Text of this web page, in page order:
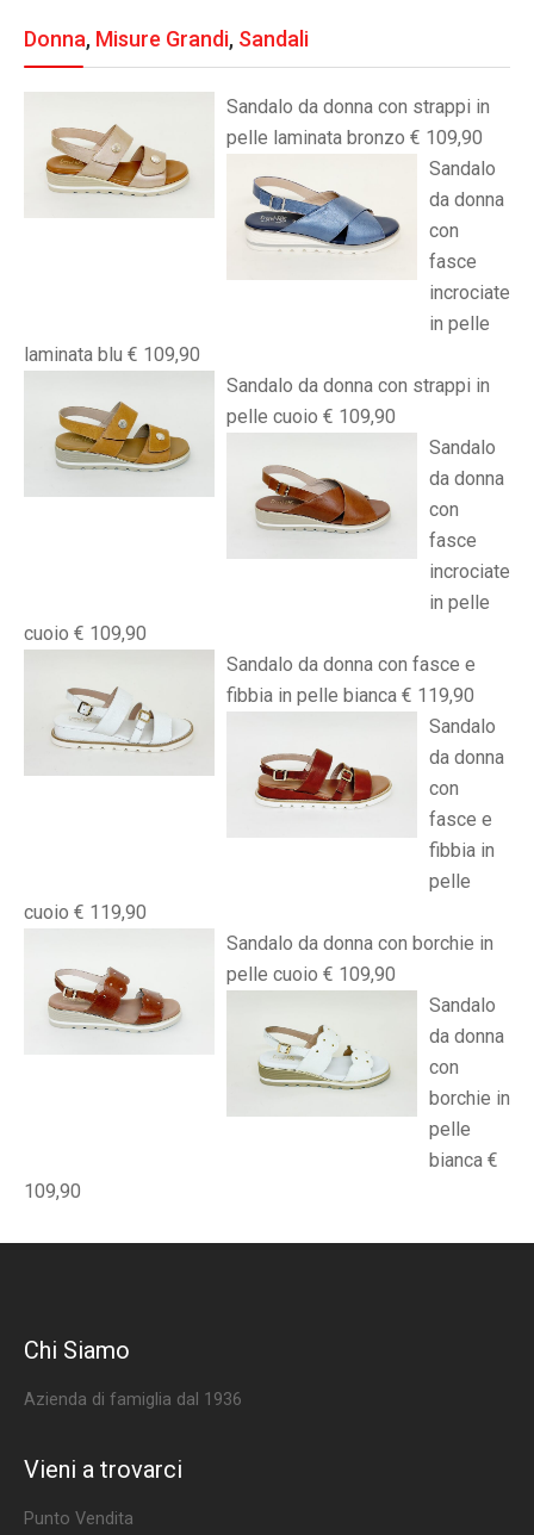
Donna, Misure Grandi, Sandali
Sandalo da donna con strappi in
pelle laminata bronzo € 109,90
Sandalo
da donna
con
fasce
incrociate
in pelle
laminata blu € 109,90
Sandalo da donna con strappi in
pelle cuoio € 109,90
Sandalo
da donna
con
fasce
incrociate
in pelle
cuoio € 109,90
Sandalo da donna con fasce e
fibbia in pelle bianca € 119,90
Sandalo
da donna
con
fasce e
fibbia in
pelle
cuoio € 119,90
Sandalo da donna con borchie in
pelle cuoio € 109,90
Sandalo
da donna
con
borchie in
pelle
bianca €
109,90
Chi Siamo
Azienda di famiglia dal 1936
Vieni a trovarci
Punto Vendita